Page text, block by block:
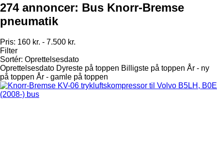
274 annoncer: Bus Knorr-Bremse
pneumatik
Pris: 160 kr. - 7.500 kr.
Filter
Sortér: Oprettelsesdato
Oprettelsesdato Dyreste på toppen Billigste på toppen År - ny
på toppen År - gamle på toppen